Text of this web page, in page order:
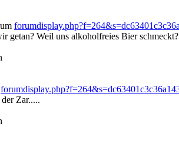
getan? Weil uns alkoholfreies Bier schmeckt?
Zar.....